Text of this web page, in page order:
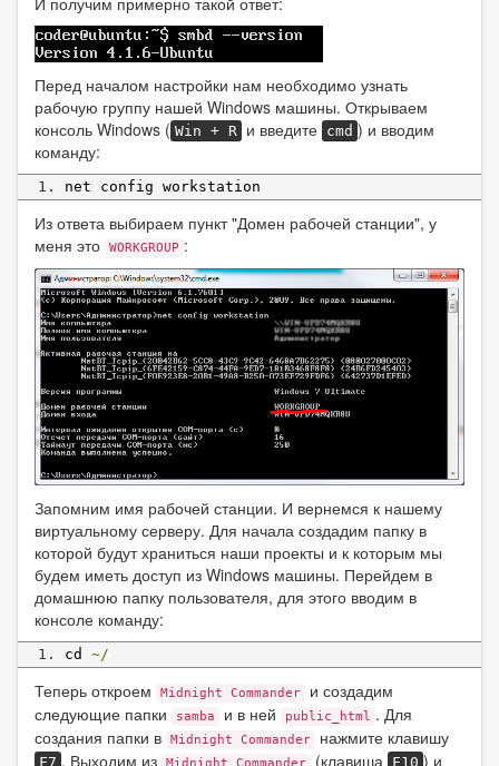
Перед началом настройки нам необходимо узнать
рабочую группу нашей Windows машины. Открываем
консоль Windows ( Win + R и введите cmd ) и вводим
команду:
net config workstation
Из ответа выбираем пункт "Домен рабочей станции", у
меня это
WORKGROUP :
Запомним имя рабочей станции. И вернемся к нашему
виртуальному серверу. Для начала создадим папку в
которой будут храниться наши проекты и к которым мы
будем иметь доступ из Windows машины. Перейдем в
домашнюю папку пользователя, для этого вводим в
консоле команду:
cd ~/
Теперь откроем Midnight Commander
и создадим
следующие папки
samba и в ней public_html . Для
создания папки в
Midnight Commander нажмите клавишу
F7 . Выходим из Midnight Commander (клавиша F10 ) и